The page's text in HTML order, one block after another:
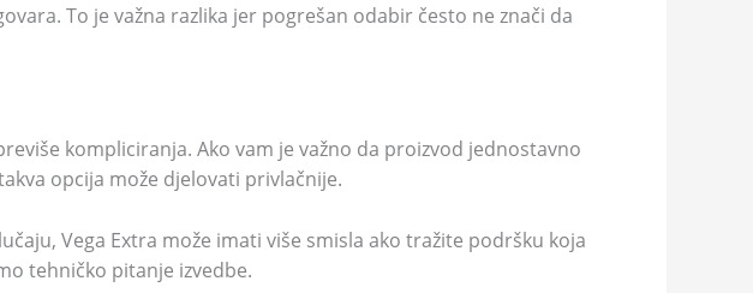
To je važna razlika jer pogrešan odabir često ne znači da
kompliciranja. Ako vam je važno da proizvod jednostavno
opcija može djelovati privlačnije.
Vega Extra može imati više smisla ako tražite podršku koja
tehničko pitanje izvedbe.